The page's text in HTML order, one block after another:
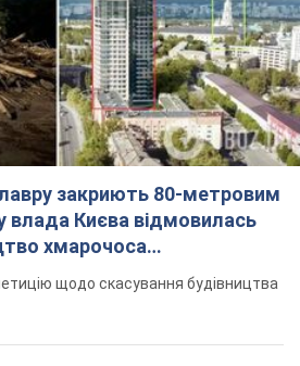
закриють 80-метровим
Києва відмовилась
хмарочоса
щодо скасування будівництва